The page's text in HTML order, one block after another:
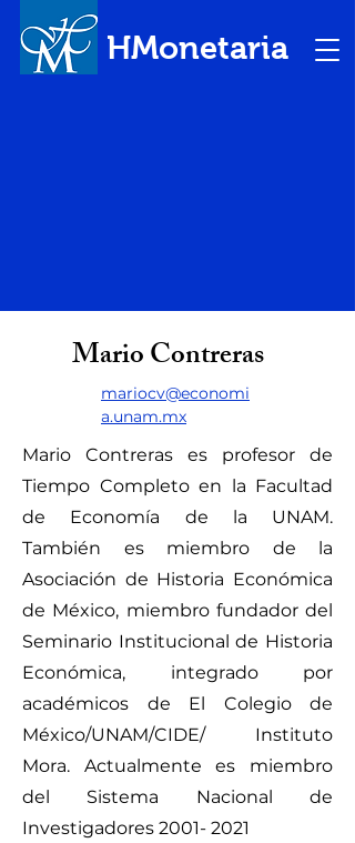
HMonetaria
Mario Contreras
mariocv@economi
a.unam.mx
Mario Contreras es profesor de
Tiempo Completo en la Facultad
de Economía de la UNAM.
También es miembro de la
Asociación de Historia Económica
de México, miembro fundador del
Seminario Institucional de Historia
Económica, integrado por
académicos de El Colegio de
México/UNAM/CIDE/ Instituto
Mora. Actualmente es miembro
del Sistema Nacional de
Investigadores 2001- 2021